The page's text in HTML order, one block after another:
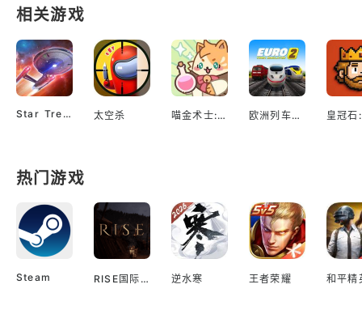
相关游戏
Star Trek™ Fleet Command 太空杀 喵金术士:猫咪合并大亨 欧洲列车模拟2
热门游戏
Steam RISE国际服 逆水寒 王者荣耀 和平精